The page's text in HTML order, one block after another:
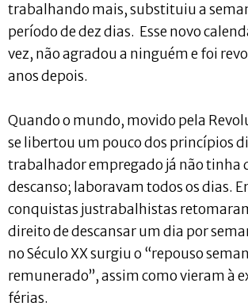
trabalhando mais, substituiu a
período de dez dias. Esse novo
vez, não agradou a ninguém e foi
anos depois.
Quando o mundo, movido pela
se libertou um pouco dos princípios
trabalhador empregado já não tinha
descanso; laboravam todos os dias.
conquistas justrabalhistas
direito de descansar um dia por
no Século XX surgiu o “repouso
remunerado”, assim como vieram à
férias.